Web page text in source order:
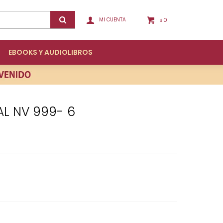
EBOOKS Y AUDIOLIBROS
$ 0
AL NV 999- 6